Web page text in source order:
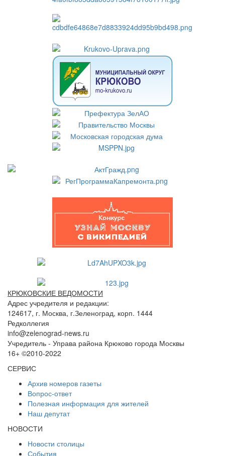
КРЮКОВСКИЕ ВЕДОМОСТИ
Адрес учредителя и редакции:
124617, г. Москва, г.Зеленоград, корп. 1444
Редколлегия
info@zelenograd-news.ru
Учредитель - Управа района Крюково города Москвы
16+ ©2010-2022
СЕРВИС
Архив номеров газеты
Вопрос-ответ
Полезная информация для жителей
Наш депутат
НОВОСТИ
Новости столицы
События